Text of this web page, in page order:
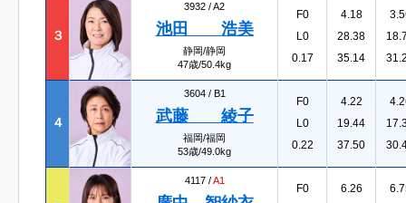
３
3932 /A2
池田 浩美
静岡/静岡
47歳/50.4kg
F0
L0
0.17
4.18
28.38
35.14
４
3604 / B1
武藤 綾子
福岡/福岡
53歳/49.0kg
F0
L0
0.22
4.22
19.44
37.50
4117 /A1
F0
6.26